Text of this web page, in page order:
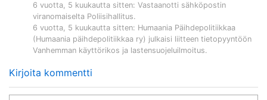
6 vuotta, 5 kuukautta sitten: Vastaanotti sähköpostin
viranomaiselta Poliisihallitus.
6 vuotta, 5 kuukautta sitten: Humaania Päihdepolitiikkaa
(Humaania päihdepolitiikkaa ry) julkaisi liitteen tietopyyntöön
Vanhemman käyttörikos ja lastensuojeluilmoitus.
Kirjoita kommentti